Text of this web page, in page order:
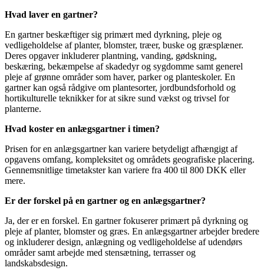
Hvad laver en gartner?
En gartner beskæftiger sig primært med dyrkning, pleje og
vedligeholdelse af planter, blomster, træer, buske og græsplæner.
Deres opgaver inkluderer plantning, vanding, gødskning,
beskæring, bekæmpelse af skadedyr og sygdomme samt generel
pleje af grønne områder som haver, parker og planteskoler. En
gartner kan også rådgive om plantesorter, jordbundsforhold og
hortikulturelle teknikker for at sikre sund vækst og trivsel for
planterne.
Hvad koster en anlægsgartner i timen?
Prisen for en anlægsgartner kan variere betydeligt afhængigt af
opgavens omfang, kompleksitet og områdets geografiske placering.
Gennemsnitlige timetakster kan variere fra 400 til 800 DKK eller
mere.
Er der forskel på en gartner og en anlægsgartner?
Ja, der er en forskel. En gartner fokuserer primært på dyrkning og
pleje af planter, blomster og græs. En anlægsgartner arbejder bredere
og inkluderer design, anlægning og vedligeholdelse af udendørs
områder samt arbejde med stensætning, terrasser og
landskabsdesign.